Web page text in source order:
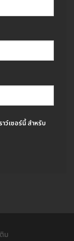
ว์เซอร์นี้ สำหรับ
ม